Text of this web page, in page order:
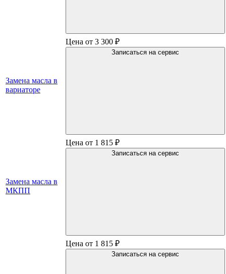
Замена масла в
вариаторе
Цена от 3 300 ₽
Записаться на сервис
Замена масла в
МКПП
Цена от 1 815 ₽
Записаться на сервис
Цена от 1 815 ₽
Записаться на сервис